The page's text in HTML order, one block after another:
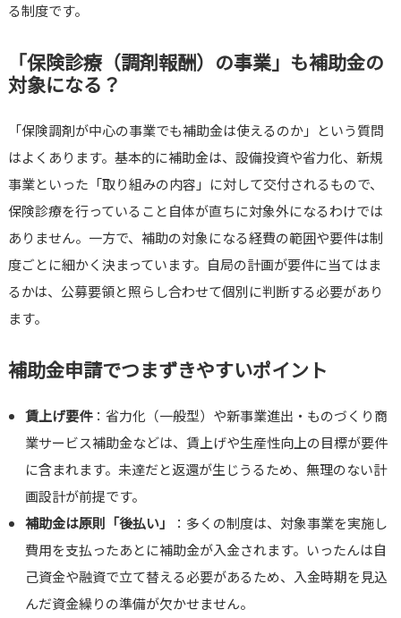
る制度です。
「保険診療（調剤報酬）の事業」も補助金の
対象になる？
「保険調剤が中心の事業でも補助金は使えるのか」という質問
はよくあります。基本的に補助金は、設備投資や省力化、新規
事業といった「取り組みの内容」に対して交付されるもので、
保険診療を行っていること自体が直ちに対象外になるわけでは
ありません。一方で、補助の対象になる経費の範囲や要件は制
度ごとに細かく決まっています。自局の計画が要件に当てはま
るかは、公募要領と照らし合わせて個別に判断する必要があり
ます。
補助金申請でつまずきやすいポイント
賃上げ要件：省力化（一般型）や新事業進出・ものづくり商
業サービス補助金などは、賃上げや生産性向上の目標が要件
に含まれます。未達だと返還が生じうるため、無理のない計
画設計が前提です。
補助金は原則「後払い」
：多くの制度は、対象事業を実施し
費用を支払ったあとに補助金が入金されます。いったんは自
己資金や融資で立て替える必要があるため、入金時期を見込
んだ資金繰りの準備が欠かせません。